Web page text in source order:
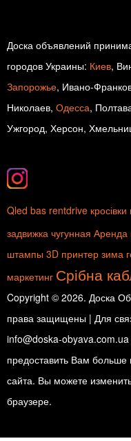
Доска объявлений
городов Украины: Киев,
Запорожье, Ивано-
Николаев, Одесса,
Ужгород, Херсон,
Qled bas rentdrive кросівки
задвижка чугунная Аренда
штампы 3D принтер зима
маркетинг Срібна
Copyright © 2026. Доска
права защищены | Для
info@doska-obyava.com.ua
предоставить Вам больше
сайта. Вы можете
браузере.